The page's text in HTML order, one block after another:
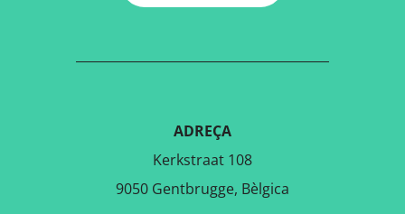
ADREÇA
Kerkstraat 108
9050 Gentbrugge, Bèlgica